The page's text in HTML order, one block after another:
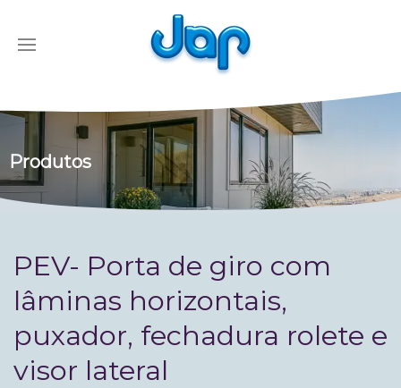
Produtos
PEV- Porta de giro com
lâminas horizontais,
puxador, fechadura rolete e
visor lateral